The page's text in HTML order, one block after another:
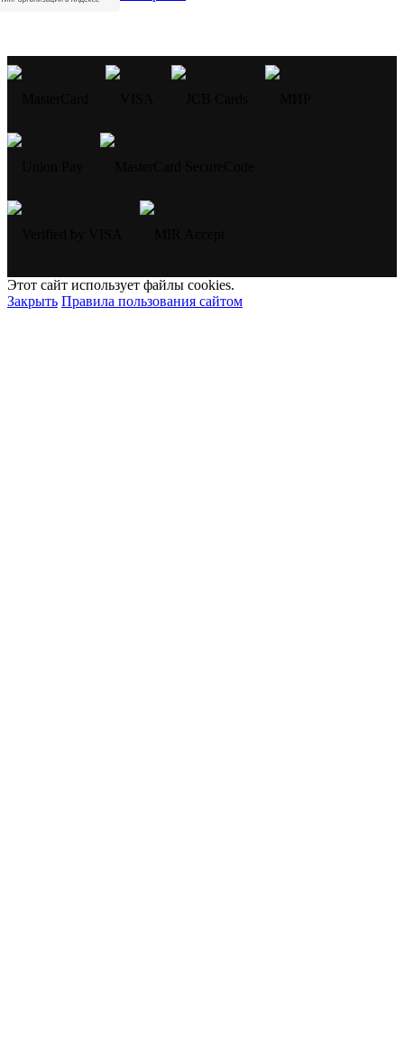
Этот сайт использует файлы cookies.
Закрыть Правила пользования сайтом